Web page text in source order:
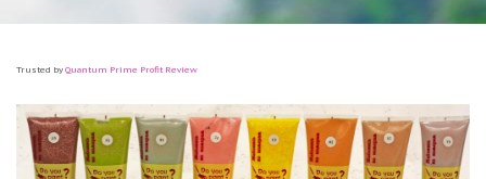
Trusted by Quantum Prime Profit Review